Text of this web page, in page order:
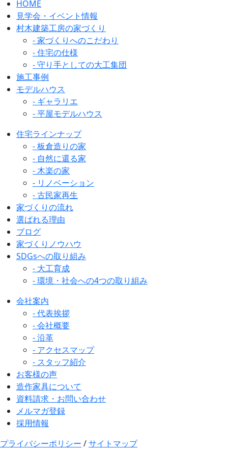
HOME
見学会・イベント情報
村木建築工房の家づくり
- 家づくりへのこだわり
- 住宅の仕様
- 守り手としての大工集団
施工事例
モデルハウス
- ギャラリエ
- 平屋モデルハウス
住宅ラインナップ
- 板倉造りの家
- 自然に還る家
- 木楽の家
- リノベーション
- 古民家再生
家づくりの流れ
選ばれる理由
ブログ
家づくりノウハウ
SDGsへの取り組み
- 大工育成
- 環境・社会への4つの取り組み
会社案内
- 代表挨拶
- 会社概要
- 沿革
- アクセスマップ
- スタッフ紹介
お客様の声
造作家具について
資料請求・お問い合わせ
メルマガ登録
採用情報
プライバシーポリシー /サイトマップ